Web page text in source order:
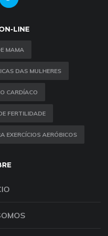
LINE
MAMA
DAS MULHERES
CARDÍACO
FERTILIDADE
EXERCÍCIOS AERÓBICOS